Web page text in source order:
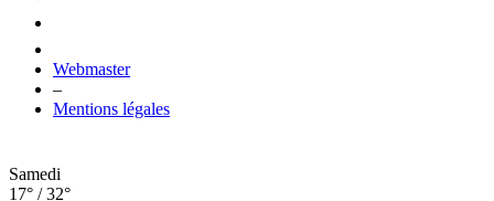
Webmaster
–
Mentions légales
Samedi
17° / 32°